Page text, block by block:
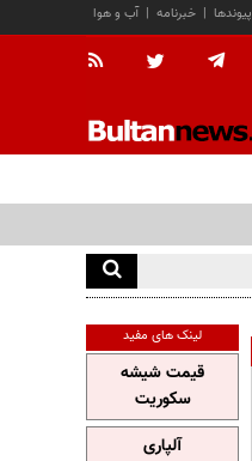
آب و هوا | خبرنامه | پیوندها
لینک های مفید
قیمت شیشه
سکوریت
آلپاری